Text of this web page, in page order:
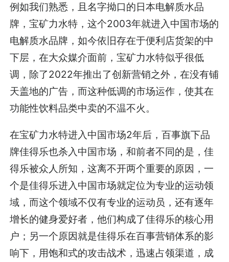
例如我们熟悉，且名字拗口的日本电解质水品
牌，宝矿力水特，这个2003年就进入中国市场的
电解质水品牌，如今依旧存在于便利店货架的中
下层，在大众媒介面前，宝矿力水特似乎很低
调，除了2022年推出了创新营销之外，在没有铺
天盖地的广告，而这种低调的市场运作，使其在
功能性饮料品类中卖的不温不火。
在宝矿力水特进入中国市场2年后，百事旗下品
牌佳得乐也杀入中国市场，和前者不同的是，佳
得乐被众人所知，这离不开两个重要的原因，一
个是佳得乐进入中国市场就定位为专业的运动领
域，而这个领域不仅有专业的运动员，还有逐年
增长的健身爱好者，他们构成了佳得乐的核心用
户；另一个原因就是佳得乐在百事营销体系的影
响下，用饱和式的攻击战术，迅速占领渠道，成